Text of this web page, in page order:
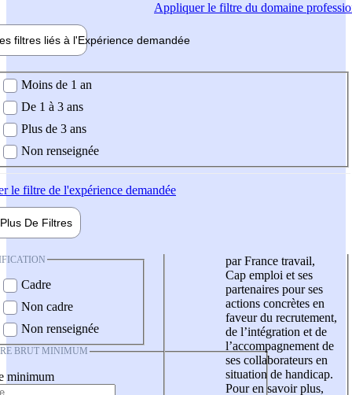
Appliquerle filtre du domaine
filtres liés à l'Expérience demandée
demandée
Moins de 1 an
De 1 à 3 ans
Plus de 3 ans
Non renseignée
le filtre de l'expérience demandée
Plus De Filtres
Cadre
Non cadre
Non renseignée
BRUT MINIMUM
minimum
par France travail,
Cap emploi et ses
partenaires pour ses
actions concrètes en
faveur du recrutement,
de l’intégration et de
l’accompagnement de
ses collaborateurs en
situation de handicap.
Pour en savoir plus,